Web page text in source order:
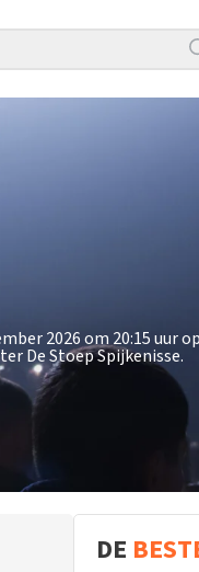
2026 om 20:15 uur op
De Stoep Spijkenisse.
DE